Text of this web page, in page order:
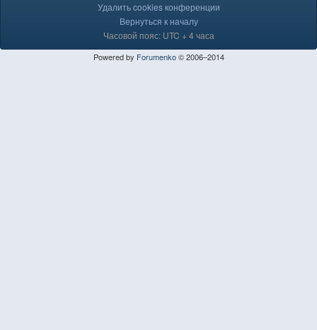
Удалить cookies конференции
Вернуться к началу
Часовой пояс: UTC + 4 часа
Powered by Forumenko© 2006–2014